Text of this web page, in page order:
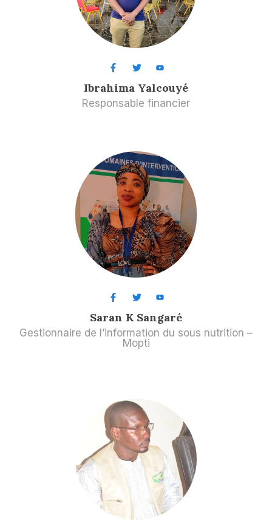
Ibrahima Yalcouyé
Responsable financier
Saran K Sangaré
Gestionnaire de l’information du sous nutrition –
Mopti